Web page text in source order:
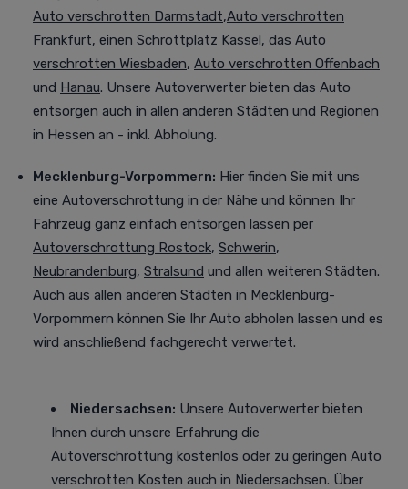
Auto verschrotten Darmstadt,Auto verschrotten
Frankfurt, einen Schrottplatz Kassel, das Auto
verschrotten Wiesbaden, Auto verschrotten Offenbach
und Hanau. Unsere Autoverwerter bieten das Auto
entsorgen auch in allen anderen Städten und Regionen
in Hessen an - inkl. Abholung.
Mecklenburg-Vorpommern: Hier finden Sie mit uns
eine Autoverschrottung in der Nähe und können Ihr
Fahrzeug ganz einfach entsorgen lassen per
Autoverschrottung Rostock, Schwerin,
Neubrandenburg, Stralsund und allen weiteren Städten.
Auch aus allen anderen Städten in Mecklenburg-
Vorpommern können Sie Ihr Auto abholen lassen und es
wird anschließend fachgerecht verwertet.
Niedersachsen: Unsere Autoverwerter bieten
Ihnen durch unsere Erfahrung die
Autoverschrottung kostenlos oder zu geringen Auto
verschrotten Kosten auch in Niedersachsen. Über